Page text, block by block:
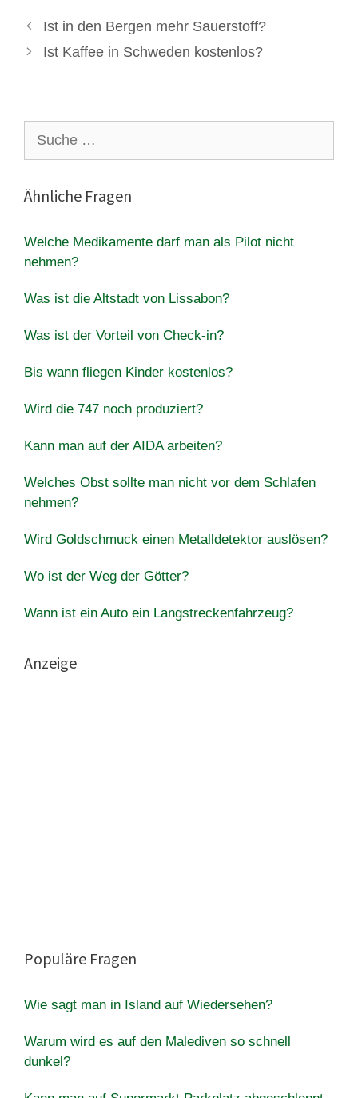
Ist in den Bergen mehr Sauerstoff?
Ist Kaffee in Schweden kostenlos?
nach:
Ähnliche Fragen
Welche Medikamente darf man als Pilot nicht
nehmen?
Was ist die Altstadt von Lissabon?
Was ist der Vorteil von Check-in?
Bis wann fliegen Kinder kostenlos?
Wird die 747 noch produziert?
Kann man auf der AIDA arbeiten?
Welches Obst sollte man nicht vor dem Schlafen
nehmen?
Wird Goldschmuck einen Metalldetektor auslösen?
Wo ist der Weg der Götter?
Wann ist ein Auto ein Langstreckenfahrzeug?
Anzeige
Populäre Fragen
Wie sagt man in Island auf Wiedersehen?
Warum wird es auf den Malediven so schnell
dunkel?